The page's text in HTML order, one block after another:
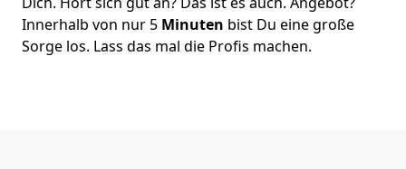
Innerhalb von nur 5 Minuten bist Du eine große
Sorge los. Lass das mal die Profis machen.